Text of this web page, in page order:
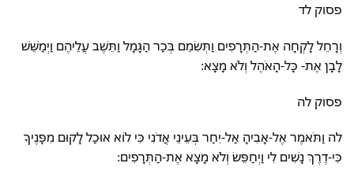
פסוק לד
וְרָחֵל לָקְחָה אֶת-הַתְּרָפִים וַתְּשִׂמֵם בְּכַר הַגָּמָל וַתֵּשֶׁב עֲלֵיהֶם וַיְמַשֵּׁשׁ
לָבָן אֶת- כָּל-הָאֹהֶל וְלֹא מָצָא:
פסוק לה
לה וַתֹּאמֶר אֶל-אָבִיהָ אַל-יִחַר בְּעֵינֵי אֲדֹנִי כִּי לוֹא אוּכַל לָקוּם מִפָּנֶיךָ
כִּי-דֶרֶךְ נָשִׁים לִי וַיְחַפֵּשׂ וְלֹא מָצָא אֶת-הַתְּרָפִים: